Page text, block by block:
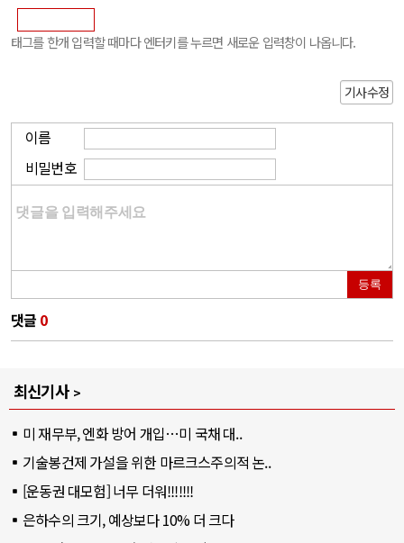
태그를 한개 입력할 때마다 엔터키를 누르면 새로운 입력창이 나옵니다.
기사수정
이름
비밀번호
등록
댓글 0
최신기사
미 재무부, 엔화 방어 개입…미 국채 대..
기술봉건제 가설을 위한 마르크스주의적 논..
[운동권 대모험] 너무 더워!!!!!!!
은하수의 크기, 예상보다 10% 더 크다